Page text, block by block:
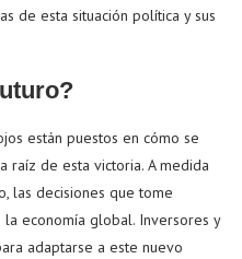
de esta situación política y sus
están puestos en cómo se
raíz de esta victoria. A medida
las decisiones que tome
economía global. Inversores y
adaptarse a este nuevo